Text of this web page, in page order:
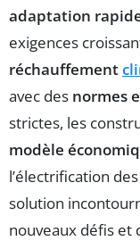
adaptation
exigences
réchauffement
avec des normes
strictes, les
modèle
l’électrification
solution
nouveaux défis et